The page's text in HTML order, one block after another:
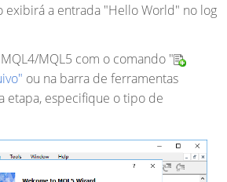
exibirá a entrada "Hello World" no log
MQL5 com o comando "
ou na barra de ferramentas
etapa, especifique o tipo de